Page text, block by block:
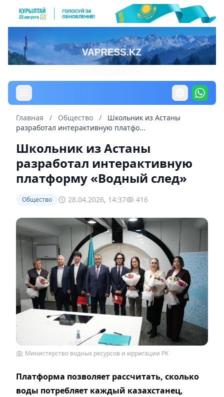
Главная / Общество /
Школьник из Астаны
разработал интерактивную платфо...
Школьник из Астаны
разработал интерактивную
платформу «Водный след»
Общество 28.04.2026, 14:37 416
Министерство водных ресурсов и ирригации РК
Платформа позволяет рассчитать, сколько
воды потребляет каждый казахстанец,